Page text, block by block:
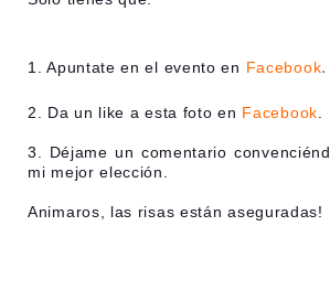
1. Apuntate en el evento en Facebook.
2. Da un like a esta foto en Facebook.
3. Déjame un comentario
mi mejor elección.
Animaros, las risas están aseguradas!